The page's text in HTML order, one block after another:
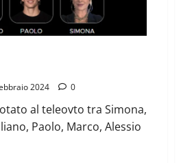
2024 0
al teleovto tra Simona,
Paolo, Marco, Alessio